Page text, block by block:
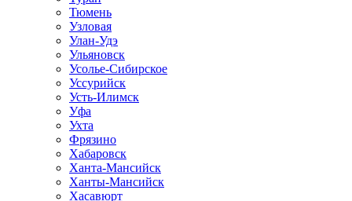
Тюмень
Узловая
Улан-Удэ
Ульяновск
Усолье-Сибирское
Уссурийск
Усть-Илимск
Уфа
Ухта
Фрязино
Хабаровск
Ханта-Мансийск
Ханты-Мансийск
Хасавюрт